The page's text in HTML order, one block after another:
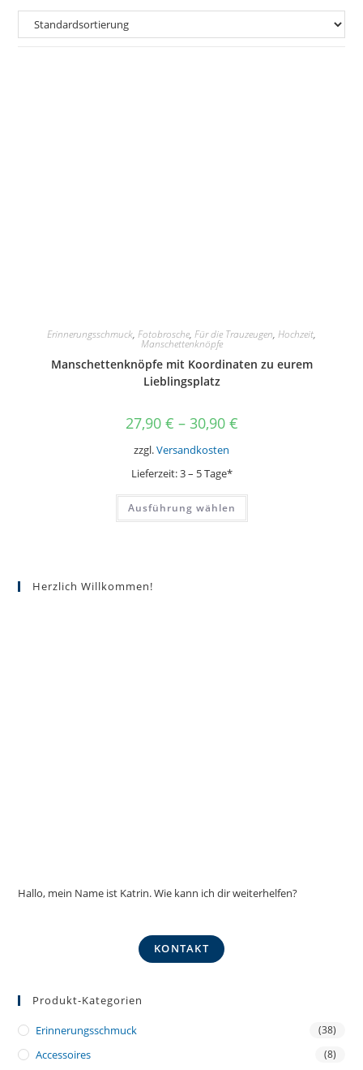
Erinnerungsschmuck, Fotobrosche, Für die Trauzeugen, Hochzeit,
Manschettenknöpfe
Manschettenknöpfe mit Koordinaten zu eurem
Lieblingsplatz
27,90 € – 30,90 €
zzgl.Versandkosten
Lieferzeit:3 – 5 Tage*
Ausführung wählen
Dieses
weist
Herzlich Willkommen!
Hallo, mein Name ist Katrin. Wie kann ich dir weiterhelfen?
KONTAKT
Produkt-Kategorien
Erinnerungsschmuck (38)
Accessoires (8)